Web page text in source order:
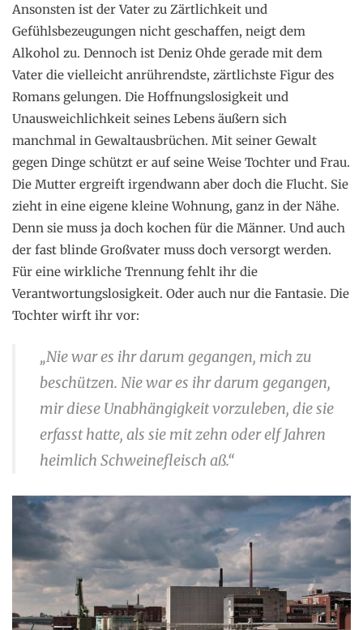
Ansonsten ist der Vater zu Zärtlichkeit und
Gefühlsbezeugungen nicht geschaffen, neigt dem
Alkohol zu. Dennoch ist Deniz Ohde gerade mit dem
Vater die vielleicht anrührendste, zärtlichste Figur des
Romans gelungen. Die Hoffnungslosigkeit und
Unausweichlichkeit seines Lebens äußern sich
manchmal in Gewaltausbrüchen. Mit seiner Gewalt
gegen Dinge schützt er auf seine Weise Tochter und Frau.
Die Mutter ergreift irgendwann aber doch die Flucht. Sie
zieht in eine eigene kleine Wohnung, ganz in der Nähe.
Denn sie muss ja doch kochen für die Männer. Und auch
der fast blinde Großvater muss doch versorgt werden.
Für eine wirkliche Trennung fehlt ihr die
Verantwortungslosigkeit. Oder auch nur die Fantasie. Die
Tochter wirft ihr vor:
„Nie war es ihr darum gegangen, mich zu
beschützen. Nie war es ihr darum gegangen,
mir diese Unabhängigkeit vorzuleben, die sie
erfasst hatte, als sie mit zehn oder elf Jahren
heimlich Schweinefleisch aß.“